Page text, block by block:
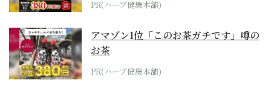
PR(ハーブ健康本舗)
アマゾン1位「このお茶ガチです」噂の
お茶
PR(ハーブ健康本舗)